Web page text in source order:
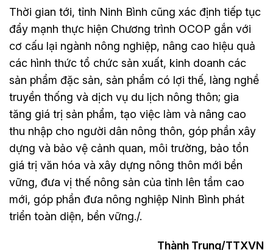
Thời gian tới, tỉnh Ninh Bình cũng xác định tiếp tục
đẩy mạnh thực hiện Chương trình OCOP gắn với
cơ cấu lại ngành nông nghiệp, nâng cao hiệu quả
các hình thức tổ chức sản xuất, kinh doanh các
sản phẩm đặc sản, sản phẩm có lợi thế, làng nghề
truyền thống và dịch vụ du lịch nông thôn; gia
tăng giá trị sản phẩm, tạo việc làm và nâng cao
thu nhập cho người dân nông thôn, góp phần xây
dựng và bảo vệ cảnh quan, môi trường, bảo tồn
giá trị văn hóa và xây dựng nông thôn mới bền
vững, đưa vị thế nông sản của tỉnh lên tầm cao
mới, góp phần đưa nông nghiệp Ninh Bình phát
triển toàn diện, bền vững./.
Thành Trung/TTXVN